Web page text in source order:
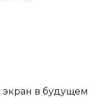
в будущем